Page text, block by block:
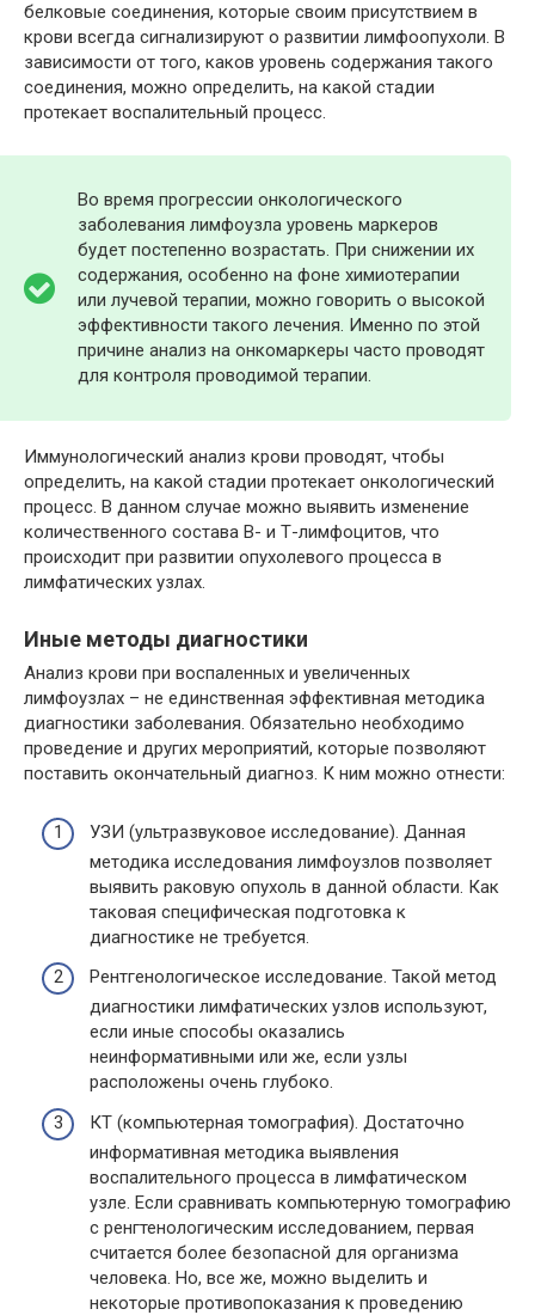
белковые соединения, которые своим присутствием в
крови всегда сигнализируют о развитии лимфоопухоли. В
зависимости от того, каков уровень содержания такого
соединения, можно определить, на какой стадии
протекает воспалительный процесс.
Во время прогрессии онкологического
заболевания лимфоузла уровень маркеров
будет постепенно возрастать. При снижении их
содержания, особенно на фоне химиотерапии
или лучевой терапии, можно говорить о высокой
эффективности такого лечения. Именно по этой
причине анализ на онкомаркеры часто проводят
для контроля проводимой терапии.
Иммунологический анализ крови проводят, чтобы
определить, на какой стадии протекает онкологический
процесс. В данном случае можно выявить изменение
количественного состава В- и Т-лимфоцитов, что
происходит при развитии опухолевого процесса в
лимфатических узлах.
Иные методы диагностики
Анализ крови при воспаленных и увеличенных
лимфоузлах – не единственная эффективная методика
диагностики заболевания. Обязательно необходимо
проведение и других мероприятий, которые позволяют
поставить окончательный диагноз. К ним можно отнести:
УЗИ (ультразвуковое исследование). Данная
методика исследования лимфоузлов позволяет
выявить раковую опухоль в данной области. Как
таковая специфическая подготовка к
диагностике не требуется.
Рентгенологическое исследование. Такой метод
диагностики лимфатических узлов используют,
если иные способы оказались
неинформативными или же, если узлы
расположены очень глубоко.
КТ (компьютерная томография). Достаточно
информативная методика выявления
воспалительного процесса в лимфатическом
узле. Если сравнивать компьютерную томографию
с ренгтенологическим исследованием, первая
считается более безопасной для организма
человека. Но, все же, можно выделить и
некоторые противопоказания к проведению